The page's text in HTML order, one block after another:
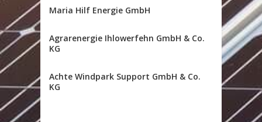
Maria Hilf Energie GmbH
Agrarenergie Ihlowerfehn GmbH & Co.
KG
Achte Windpark Support GmbH & Co.
KG